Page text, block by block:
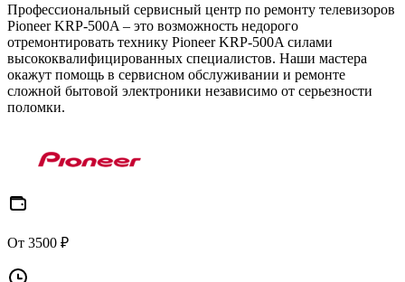
Профессиональный сервисный центр по ремонту телевизоров
Pioneer KRP-500A – это возможность недорого
отремонтировать технику Pioneer KRP-500A силами
высококвалифицированных специалистов. Наши мастера
окажут помощь в сервисном обслуживании и ремонте
сложной бытовой электроники независимо от серьезности
поломки.
От 3500 ₽